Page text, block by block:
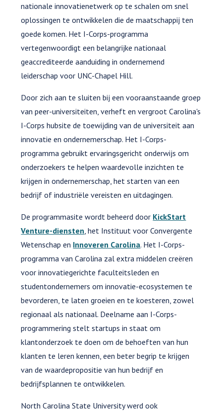
nationale innovatienetwerk op te schalen om snel
oplossingen te ontwikkelen die de maatschappij ten
goede komen. Het I-Corps-programma
vertegenwoordigt een belangrijke nationaal
geaccrediteerde aanduiding in ondernemend
leiderschap voor UNC-Chapel Hill.
Door zich aan te sluiten bij een vooraanstaande groep
van peer-universiteiten, verheft en vergroot Carolina's
I-Corps hubsite de toewijding van de universiteit aan
innovatie en ondernemerschap. Het I-Corps-
programma gebruikt ervaringsgericht onderwijs om
onderzoekers te helpen waardevolle inzichten te
krijgen in ondernemerschap, het starten van een
bedrijf of industriële vereisten en uitdagingen.
De programmasite wordt beheerd door KickStart
Venture-diensten , het Instituut voor Convergente
Wetenschap en Innoveren Carolina. Het I-Corps-
programma van Carolina zal extra middelen creëren
voor innovatiegerichte faculteitsleden en
studentondernemers om innovatie-ecosystemen te
bevorderen, te laten groeien en te koesteren, zowel
regionaal als nationaal. Deelname aan I-Corps-
programmering stelt startups in staat om
klantonderzoek te doen om de behoeften van hun
klanten te leren kennen, een beter begrip te krijgen
van de waardepropositie van hun bedrijf en
bedrijfsplannen te ontwikkelen.
North Carolina State University werd ook